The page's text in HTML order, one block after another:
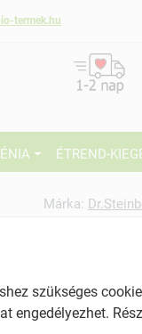
termek.hu
ÉTREND-
Márka:
Tartalom: 750
szükséges
engedélyezhet.